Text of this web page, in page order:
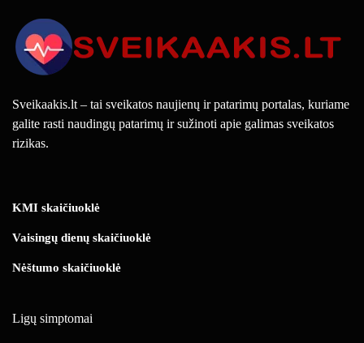
Sveikaakis.lt – tai sveikatos naujienų ir patarimų portalas, kuriame
galite rasti naudingų patarimų ir sužinoti apie galimas sveikatos
rizikas.
KMI skaičiuoklė
Vaisingų dienų skaičiuoklė
Nėštumo skaičiuoklė
Ligų simptomai